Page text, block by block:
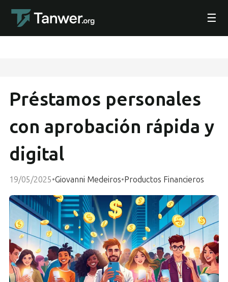
☰
Préstamos personales
con aprobación rápida y
digital
19/05/2025•Giovanni Medeiros•Productos Financieros